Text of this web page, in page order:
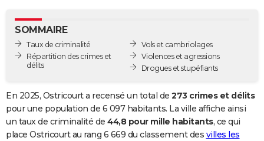
GUIDES D'ACHAT
BONS PLANS
Carte de Noël
Carte Bonne année
Carte Saint-Valentin
Carte Pâques
Carte d'anniversaire
DICTIONNAIRE
Dictionnaire
Biographies
Citations
Expressions
Proverbes
PROGRAMME TV
SOMMAIRE
Taux de criminalité
Répartition des crimes et
délits
Vols et cambriolages
Violences et agressions
Drogues et stupéfiants
En 2025, Ostricourt a recensé un total de 273 crimes et délits
pour une population de 6 097 habitants. La ville affiche ainsi
un taux de criminalité de 44,8 pour mille habitants, ce qui
place Ostricourt au rang 6 669 du classement des villes les